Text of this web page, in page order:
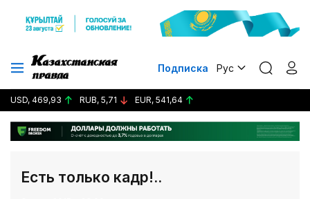
Подписка Рус
USD, 469,93 RUB, 5,71 EUR, 541,64
Есть только кадр!..